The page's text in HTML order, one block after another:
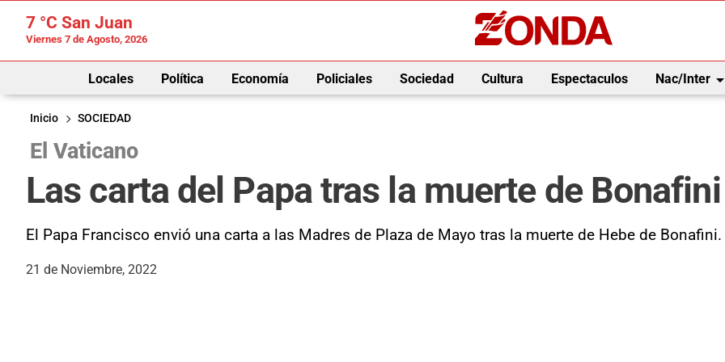
7 °C San Juan
Viernes 7 de Agosto, 2026
Locales Política Economía Policiales Sociedad Cultura Espectaculos Nac/Interarrow_drop_down
Inicio
SOCIEDAD
El Vaticano
Las carta del Papa tras la muerte de Bonafini
El Papa Francisco envió una carta a las Madres de Plaza de Mayo tras la muerte de Hebe de Bonafini.
21 de Noviembre, 2022